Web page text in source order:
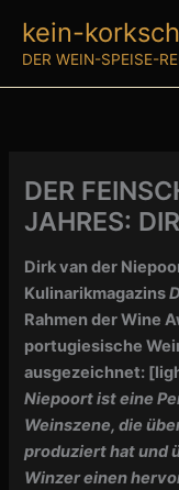
Inhalt
springen
kein-
DER WEIN-SPEISE-
DER
JAHRES:
Dirk van der
Kulinarikmagazins
Rahmen der Wine
portugiesische
ausgezeichnet:
Niepoort ist eine
Weinszene, die
produziert hat und
Winzer einen